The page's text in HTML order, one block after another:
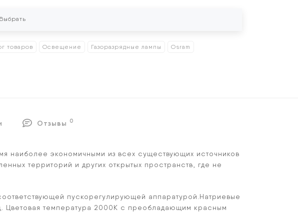
Выбрать
товаров Освещение Газоразрядные лампы Osram
Отзывы 0
наиболее экономичными из всех существующих источников
территорий и других открытых пространств, где не
пускорегулирующей аппаратурой. Натриевые
Цветовая температура 2000К с преобладающим красным